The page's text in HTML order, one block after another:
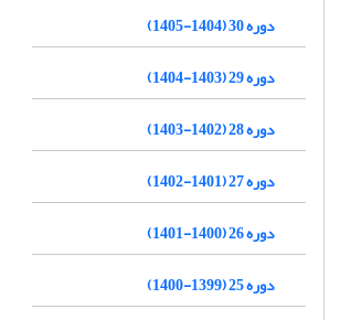
دوره 30 (1404-1405)
دوره 29 (1403-1404)
دوره 28 (1402-1403)
دوره 27 (1401-1402)
دوره 26 (1400-1401)
دوره 25 (1399-1400)